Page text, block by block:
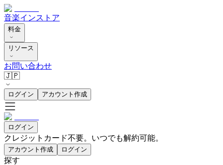
音楽インストア
料金
リソース
お問い合わせ
🇯🇵
ログイン アカウント作成
ログイン
クレジットカード不要。いつでも解約可能。
アカウント作成 ログイン
探す